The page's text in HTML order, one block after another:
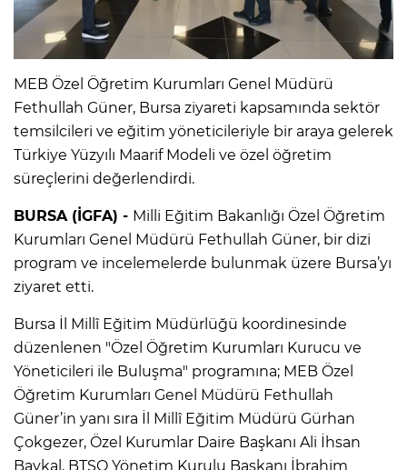
MEB Özel Öğretim Kurumları Genel Müdürü
Fethullah Güner, Bursa ziyareti kapsamında sektör
temsilcileri ve eğitim yöneticileriyle bir araya gelerek
Türkiye Yüzyılı Maarif Modeli ve özel öğretim
süreçlerini değerlendirdi.
BURSA (İGFA) - Milli Eğitim Bakanlığı Özel Öğretim
Kurumları Genel Müdürü Fethullah Güner, bir dizi
program ve incelemelerde bulunmak üzere Bursa’yı
ziyaret etti.
Bursa İl Millî Eğitim Müdürlüğü koordinesinde
düzenlenen "Özel Öğretim Kurumları Kurucu ve
Yöneticileri ile Buluşma" programına; MEB Özel
Öğretim Kurumları Genel Müdürü Fethullah
Güner’in yanı sıra İl Millî Eğitim Müdürü Gürhan
Çokgezer, Özel Kurumlar Daire Başkanı Ali İhsan
Baykal, BTSO Yönetim Kurulu Başkanı İbrahim